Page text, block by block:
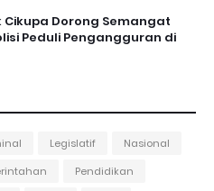
Dorong Semangat
Peduli Pengangguran di
Legislatif
Nasional
Pendidikan